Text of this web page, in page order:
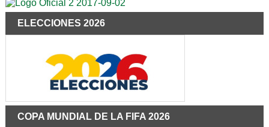
ELECCIONES 2026
COPA MUNDIAL DE LA FIFA 2026